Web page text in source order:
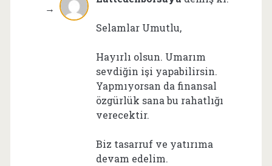
Selamlar Umutlu,
Hayırlı olsun. Umarım
sevdiğin işi yapabilirsin.
Yapmıyorsan da finansal
özgürlük sana bu rahatlığı
verecektir.
Biz tasarruf ve yatırıma
devam edelim.